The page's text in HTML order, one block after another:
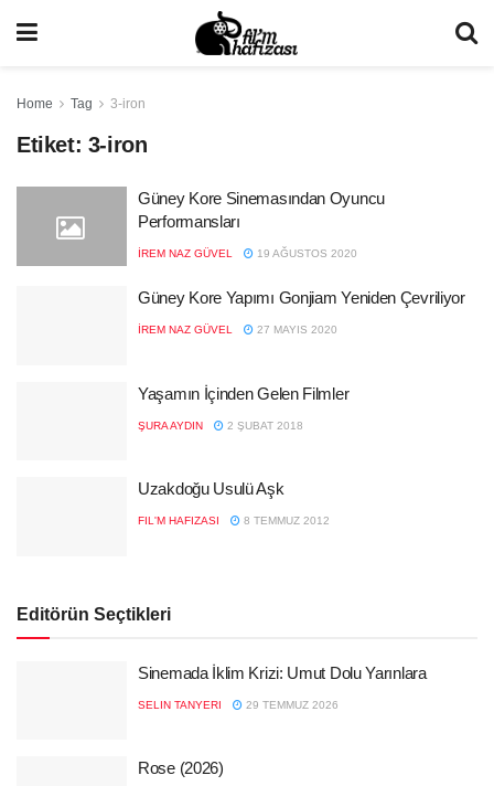
Home Tag 3-iron
Etiket: 3-iron
Güney Kore Sinemasından Oyuncu
Performansları
İREM NAZ GÜVEL 19 AĞUSTOS 2020
Güney Kore Yapımı Gonjiam Yeniden Çevriliyor
İREM NAZ GÜVEL 27 MAYIS 2020
Yaşamın İçinden Gelen Filmler
ŞURA AYDIN 2 ŞUBAT 2018
Uzakdoğu Usulü Aşk
FIL'M HAFIZASI 8 TEMMUZ 2012
Editörün Seçtikleri
Sinemada İklim Krizi: Umut Dolu Yarınlara
SELIN TANYERI 29 TEMMUZ 2026
Rose (2026)